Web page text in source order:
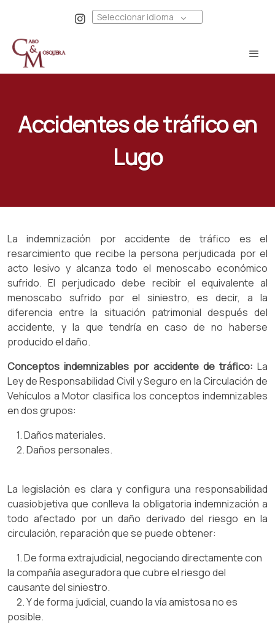
Seleccionar idioma
Accidentes de tráfico en
Lugo
La indemnización por accidente de tráfico es el
resarcimiento que recibe la persona perjudicada por el
acto lesivo y alcanza todo el menoscabo económico
sufrido. El perjudicado debe recibir el equivalente al
menoscabo sufrido por el siniestro, es decir, a la
diferencia entre la situación patrimonial después del
accidente, y la que tendría en caso de no haberse
producido el daño.
Conceptos indemnizables por accidente de tráfico: La
Ley de Responsabilidad Civil y Seguro en la Circulación de
Vehículos a Motor clasifica los conceptos indemnizables
en dos grupos:
1. Daños materiales.
2. Daños personales.
La legislación es clara y configura una responsabilidad
cuasiobjetiva que conlleva la obligatoria indemnización a
todo afectado por un daño derivado del riesgo en la
circulación, reparación que se puede obtener:
1. De forma extrajudicial, negociando directamente con
la compañía aseguradora que cubre el riesgo del
causante del siniestro.
2. Y de forma judicial, cuando la vía amistosa no es
posible.